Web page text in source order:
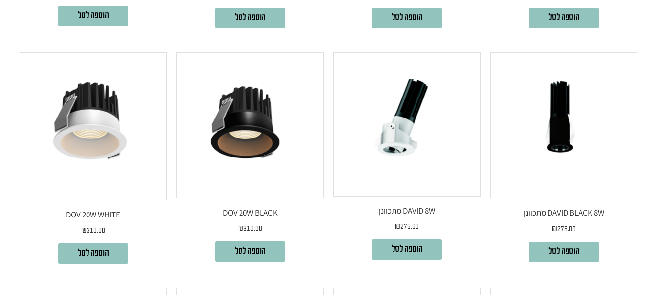
הוספה לסל הוספה לסל הוספה לסל הוספה לסל
DAVID BLACK 8W מתכוונן
₪275.00
הוספה לסל
DAVID 8W מתכוונן
₪275.00
הוספה לסל
DOV 20W BLACK
₪310.00
הוספה לסל
DOV 20W WHITE
₪310.00
הוספה לסל